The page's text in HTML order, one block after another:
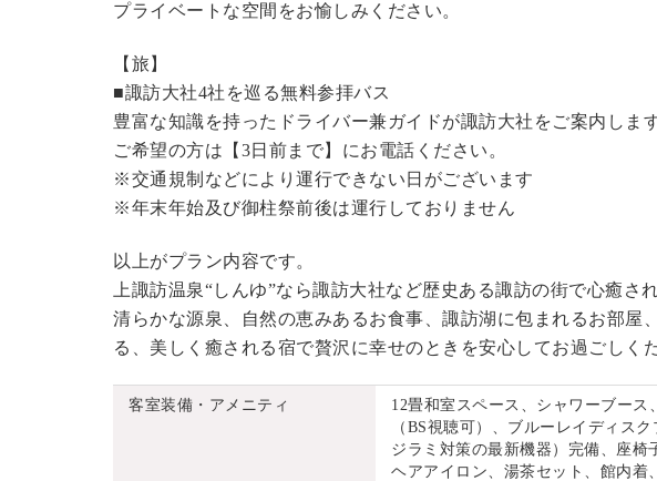
プライベートな空間をお愉しみください。
【旅】
■諏訪大社4社を巡る無料参拝バス
豊富な知識を持ったドライバー兼ガイドが諏訪大社をご案内します
ご希望の方は【3日前まで】にお電話ください。
※交通規制などにより運行できない日がございます
※年末年始及び御柱祭前後は運行しておりません
以上がプラン内容です。
上諏訪温泉“しんゆ”なら諏訪大社など歴史ある諏訪の街で心癒され
清らかな源泉、自然の恵みあるお食事、諏訪湖に包まれるお部屋
る、美しく癒される宿で贅沢に幸せのときを安心してお過ごしく
客室装備・アメニティ
12畳和室スペース、シャワーブー
（BS視聴可）、ブルーレイディス
ジラミ対策の最新機器）完備、座椅
ヘアアイロン、湯茶セット、館内着